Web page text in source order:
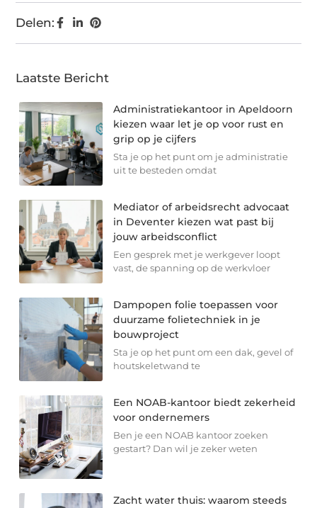
Delen:
Laatste Bericht
Administratiekantoor in Apeldoorn
kiezen waar let je op voor rust en
grip op je cijfers
Sta je op het punt om je administratie
uit te besteden omdat
Mediator of arbeidsrecht advocaat
in Deventer kiezen wat past bij
jouw arbeidsconflict
Een gesprek met je werkgever loopt
vast, de spanning op de werkvloer
Dampopen folie toepassen voor
duurzame folietechniek in je
bouwproject
Sta je op het punt om een dak, gevel of
houtskeletwand te
Een NOAB-kantoor biedt zekerheid
voor ondernemers
Ben je een NOAB kantoor zoeken
gestart? Dan wil je zeker weten
Zacht water thuis: waarom steeds